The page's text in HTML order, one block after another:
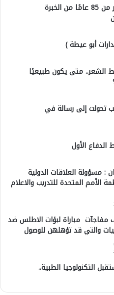
مجموعة شركات ملجراميكال.. أكثر من 85 عامًا من الخبرة
أبو عيطة )
الشعر.. متى يكون طبيعيًا
عامًا من الطب تحولت إلى رسالة في
الأول
: مسؤولة العلاقات الدولية
الأمم المتحدة للتدريب والاعلام
مباراة لبؤات الاطلس ضد
والتي قد تؤهلهن للوصول
التكنولوجيا الطبية..